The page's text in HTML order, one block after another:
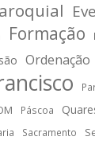
Formação
Ordenação
Páscoa
Sacramento